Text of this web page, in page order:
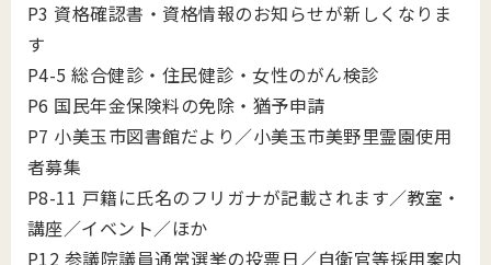
P3 資格確認書・資格情報のお知らせが新しくなりま
す
P4-5 総合健診・住民健診・女性のがん検診
P6 国民年金保険料の免除・猶予申請
P7 小美玉市図書館だより／小美玉市美野里霊園使用
者募集
P8-11 戸籍に氏名のフリガナが記載されます／教室・
講座／イベント／ほか
P12 参議院議員通常選挙の投票日／自衛官等採用案内